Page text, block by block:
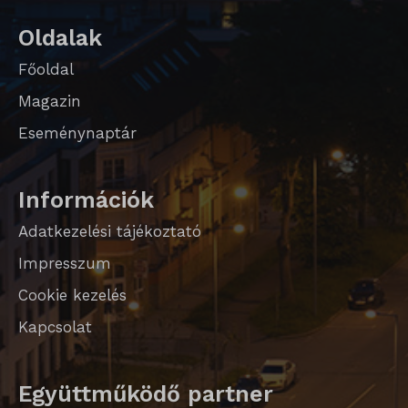
Oldalak
Főoldal
Magazin
Eseménynaptár
Információk
Adatkezelési tájékoztató
Impresszum
Cookie kezelés
Kapcsolat
Együttműködő partner